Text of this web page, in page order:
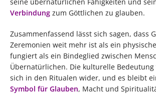
Verbindung zum Göttlichen zu glauben.
Zusammenfassend lässt sich sagen, dass
Zeremonien weit mehr ist als ein
fungiert als ein Bindeglied zwischen
Übernatürlichen. Die kulturelle Bedeutung
sich in den Ritualen wider, und es bleibt
Symbol für Glauben, Macht und